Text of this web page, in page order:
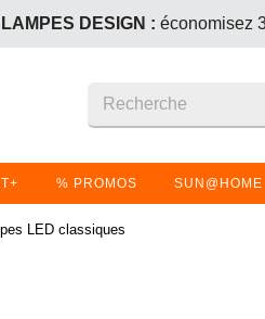
DESIGN : économisez
DESIGN :
+1 offert – le produit le
% PROMOS SUN@HOME
LED classiques